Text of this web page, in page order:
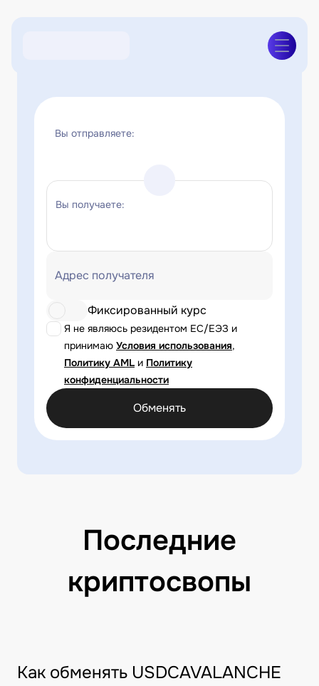
Вы отправляете:
Вы получаете:
Адрес получателя
Я не являюсь резидентом ЕС/ЕЭЗ и
принимаю Условия использования,
Политику AML и Политику
конфиденциальности
Фиксированный курс
Обменять
Последние
криптосвопы
Как обменять USDCAVALANCHE